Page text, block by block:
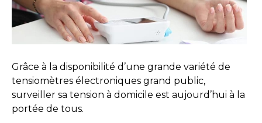
Grâce à la disponibilité d’une grande variété de
tensiomètres électroniques grand public,
surveiller sa tension à domicile est aujourd’hui à la
portée de tous.